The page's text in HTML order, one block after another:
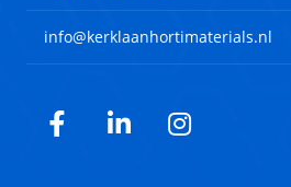
info@kerklaanhortimaterials.nl
Facebook
LinkedInInstagram